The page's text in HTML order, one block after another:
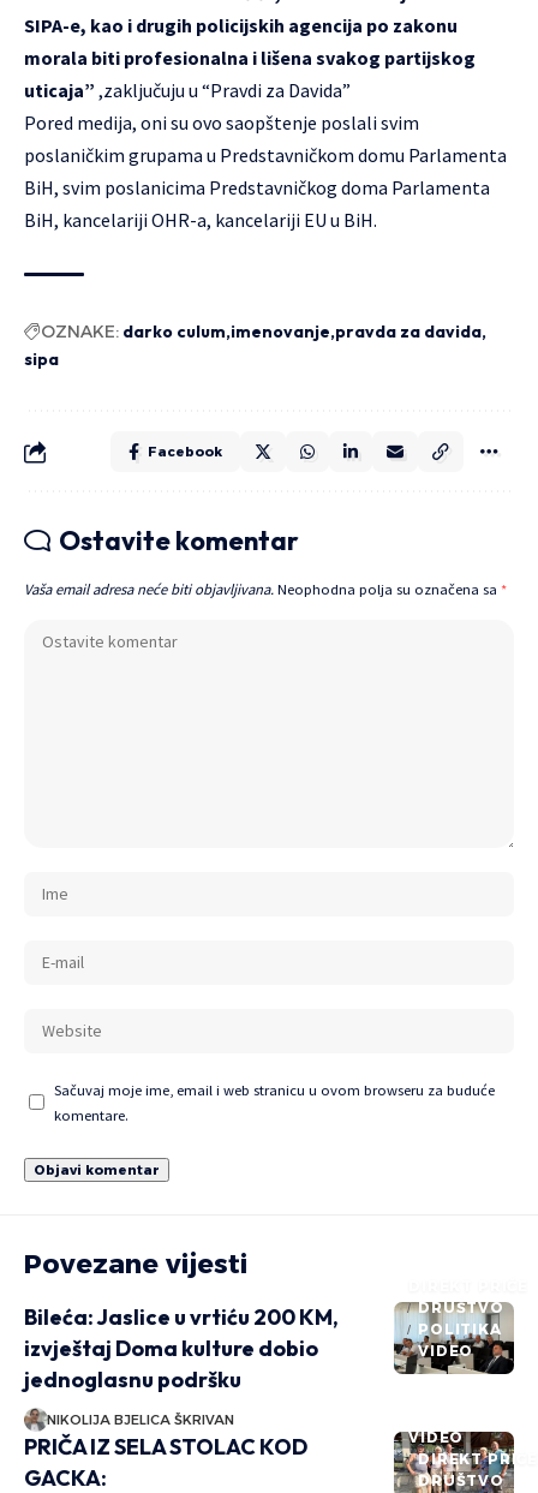
SIPA-e, kao i drugih policijskih agencija po zakonu
morala biti profesionalna i lišena svakog partijskog
uticaja” ,zaključuju u “Pravdi za Davida”
Pored medija, oni su ovo saopštenje poslali svim
poslaničkim grupama u Predstavničkom domu Parlamenta
BiH, svim poslanicima Predstavničkog doma Parlamenta
BiH, kancelariji OHR-a, kancelariji EU u BiH.
OZNAKE: darko culum imenovanje pravda za davida
sipa
Facebook
Ostavite komentar
Vaša email adresa neće biti objavljivana. Neophodna polja su označena sa *
Sačuvaj moje ime, email i web stranicu u ovom browseru za buduće
komentare.
Povezane vijesti
DRUŠTVO
POLITIKA
VIDEO
Bileća: Jaslice u vrtiću 200 KM,
izvještaj Doma kulture dobio
jednoglasnu podršku
NIKOLIJA BJELICA ŠKRIVAN
VIDEO
DIREKT PRIČE
DRUŠTVO
PRIČA IZ SELA STOLAC KOD
GACKA: